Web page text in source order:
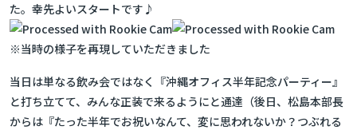
た。幸先よいスタートです♪
※当時の様子を再現していただきました
当日は単なる飲み会ではなく『沖縄オフィス半年記念パーティー』
と打ち立てて、みんな正装で来るようにと通達（後日、松島本部長
からは『たった半年でお祝いなんて、変に思われないか？つぶれる